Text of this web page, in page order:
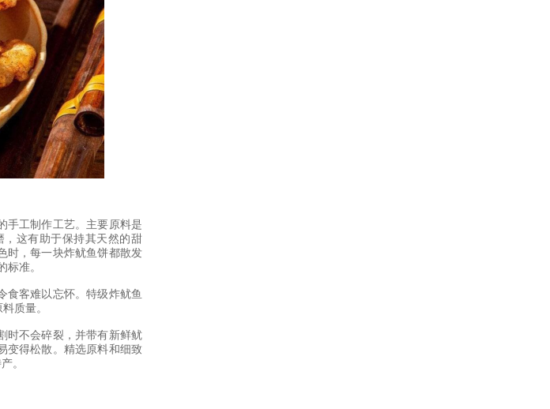
手工制作工艺。主要原料是
这有助于保持其天然的甜
时，每一块炸鱿鱼饼都散发
准。
食客难以忘怀。特级炸鱿鱼
质量。
时不会碎裂，并带有新鲜鱿
变得松散。精选原料和细致
。